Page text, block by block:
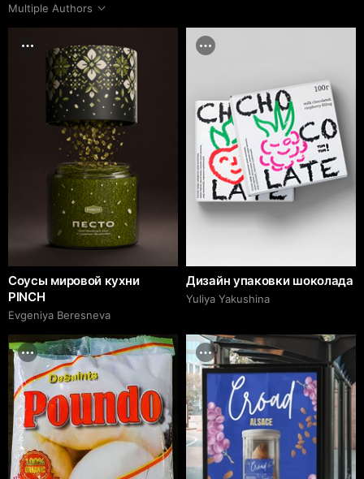
Multiple Authors
Соусы мировой кухни
PINCH
Evgeniya Beresneva
Дизайн упаковки шоколада
Yuliya Yakushina